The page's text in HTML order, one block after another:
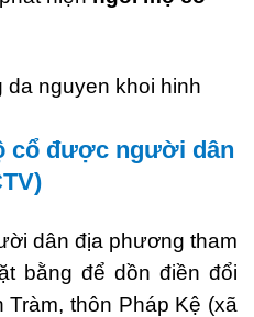
cổ được người dân
dân địa phương tham
bằng để dồn điền đổi
thôn Pháp Kệ (xã